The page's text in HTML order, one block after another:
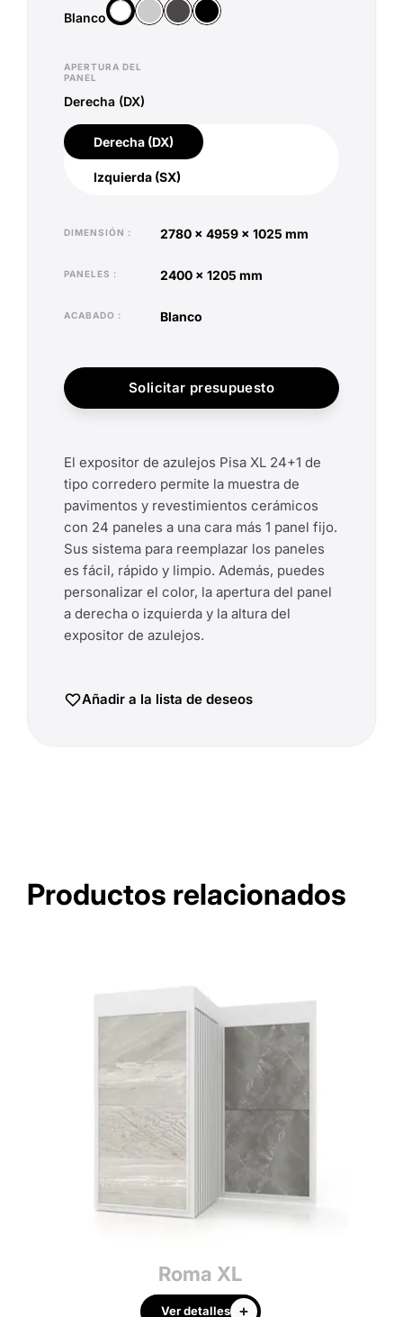
Blanco
BlancoPlataAntracitaNegro
APERTURA DEL
PANEL
Derecha (DX)
Derecha (DX)
Derecha (DX)
Izquierda (SX)
DIMENSIÓN 2780 x 4959 x 1025 mm
PANELES 2400 x 1205 mm
ACABADO blanco
Solicitar presupuesto
El expositor de azulejos Pisa XL 24+1 de
tipo corredero permite la muestra de
pavimentos y revestimientos cerámicos
con 24 paneles a una cara más 1 panel fijo.
Sus sistema para reemplazar los paneles
es fácil, rápido y limpio. Además, puedes
personalizar el color, la apertura del panel
a derecha o izquierda y la altura del
expositor de azulejos.
Añadir a la lista de deseos
Productos relacionados
Roma XL
Ver detalles